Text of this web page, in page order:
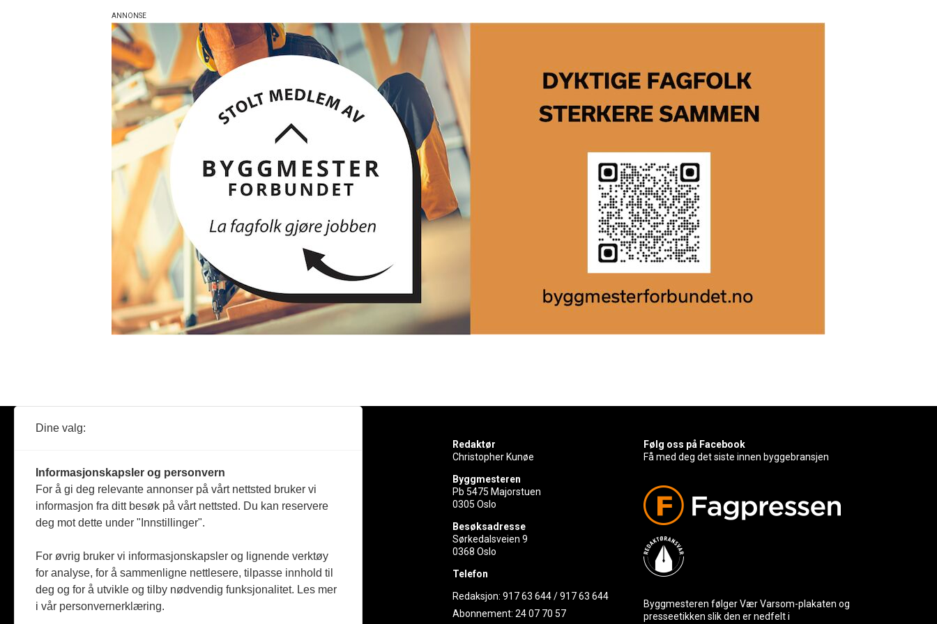
Reportasje
Produkter
Jobbmarked
Redaktør
Christopher Kunøe
Byggmesteren
Pb 5475 Majorstuen
0305 Oslo
Besøksadresse
Sørkedalsveien 9
0368 Oslo
Telefon
Redaksjon:917 63 644/917 63 644
Abonnement:24 07 70 57
Følg oss på Facebook
Få med deg det siste innen byggebransjen
Byggmesteren følger Vær Varsom-plakaten og
presseetikken slik den er nedfelt i
Dine valg:
Informasjonskapsler og personvern
For å gi deg relevante annonser på vårt nettsted bruker vi
informasjon fra ditt besøk på vårt nettsted. Du kan reservere
deg mot dette under "Innstillinger".
For øvrig bruker vi informasjonskapsler og lignende verktøy
for analyse, for å sammenligne nettlesere, tilpasse innhold til
deg og for å utvikle og tilby nødvendig funksjonalitet. Les mer
i vår personvernerklæring.